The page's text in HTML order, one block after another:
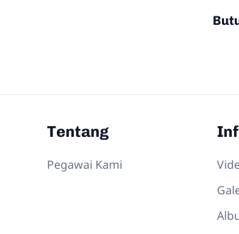
Tentang
Pegawai Kami